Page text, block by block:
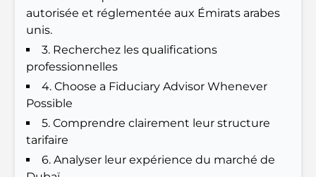
Les 7 meilleures salles de sport de Dubai Hills : le
summum du fitness
Le guide ultime des restaurants gastronomiques
Business Bay, à Dubaï.
Hôpitaux publics à Dubaï : des soins de santé
autorisée et réglementée aux Émirats arabes
unis.
3. Recherchez les qualifications
professionnelles
4. Choose a Fiduciary Advisor Whenever
Possible
5. Comprendre clairement leur structure
tarifaire
6. Analyser leur expérience du marché de